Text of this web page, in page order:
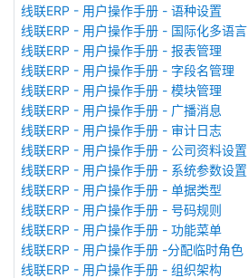
线联ERP - 用户操作手册 - 语种设置
线联ERP - 用户操作手册 - 国际化多语言
线联ERP - 用户操作手册 - 报表管理
线联ERP - 用户操作手册 - 字段名管理
线联ERP - 用户操作手册 - 模块管理
线联ERP - 用户操作手册 - 广播消息
线联ERP - 用户操作手册 - 审计日志
线联ERP - 用户操作手册 - 公司资料设置
线联ERP - 用户操作手册 - 系统参数设置
线联ERP - 用户操作手册 - 单据类型
线联ERP - 用户操作手册 - 号码规则
线联ERP - 用户操作手册 - 功能菜单
线联ERP - 用户操作手册 -分配临时角色
线联ERP - 用户操作手册 - 组织架构